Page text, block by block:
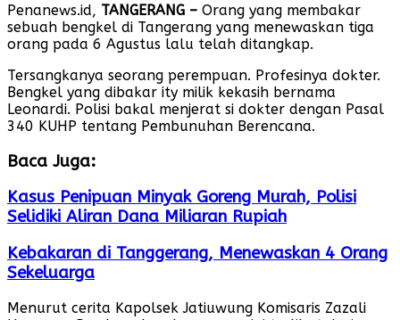
Penanews.id, TANGERANG – Orang yang membakar
sebuah bengkel di Tangerang yang menewaskan tiga
orang pada 6 Agustus lalu telah ditangkap.
Tersangkanya seorang perempuan. Profesinya dokter.
Bengkel yang dibakar ity milik kekasih bernama
Leonardi. Polisi bakal menjerat si dokter dengan Pasal
340 KUHP tentang Pembunuhan Berencana.
Baca Juga:
Kasus Penipuan Minyak Goreng Murah, Polisi
Selidiki Aliran Dana Miliaran Rupiah
Kebakaran di Tanggerang, Menewaskan 4 Orang
Sekeluarga
Menurut cerita Kapolsek Jatiuwung Komisaris Zazali